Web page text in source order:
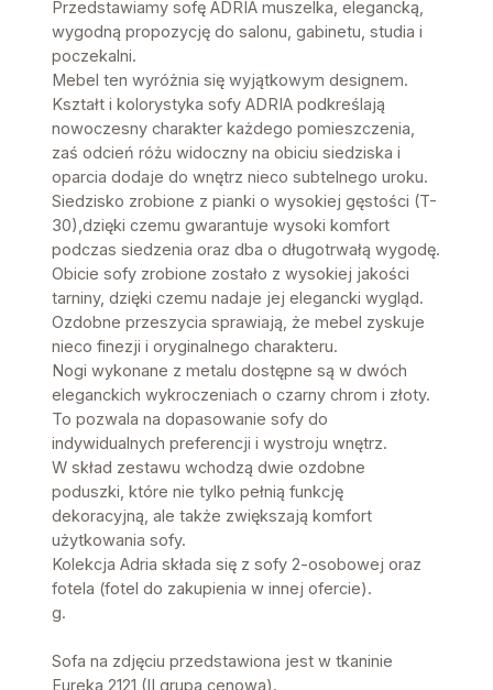
Przedstawiamy sofę ADRIA muszelka, elegancką,
wygodną propozycję do salonu, gabinetu, studia i
poczekalni.
Mebel ten wyróżnia się wyjątkowym designem.
Kształt i kolorystyka sofy ADRIA podkreślają
nowoczesny charakter każdego pomieszczenia,
zaś odcień różu widoczny na obiciu siedziska i
oparcia dodaje do wnętrz nieco subtelnego uroku.
Siedzisko zrobione z pianki o wysokiej gęstości (T-
30),dzięki czemu gwarantuje wysoki komfort
podczas siedzenia oraz dba o długotrwałą wygodę.
Obicie sofy zrobione zostało z wysokiej jakości
tarniny, dzięki czemu nadaje jej elegancki wygląd.
Ozdobne przeszycia sprawiają, że mebel zyskuje
nieco finezji i oryginalnego charakteru.
Nogi wykonane z metalu dostępne są w dwóch
eleganckich wykroczeniach o czarny chrom i złoty.
To pozwala na dopasowanie sofy do
indywidualnych preferencji i wystroju wnętrz.
W skład zestawu wchodzą dwie ozdobne
poduszki, które nie tylko pełnią funkcję
dekoracyjną, ale także zwiększają komfort
użytkowania sofy.
Kolekcja Adria składa się z sofy 2-osobowej oraz
fotela (fotel do zakupienia w innej ofercie).
g.
Sofa na zdjęciu przedstawiona jest w tkaninie
Eureka 2121 (II grupa cenowa).